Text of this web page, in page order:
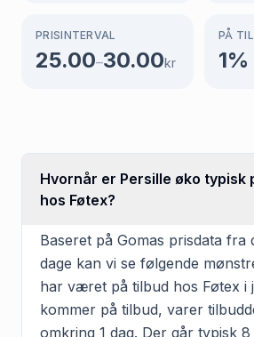
PRISINTERVAL
25.00–30.00kr
PÅ
1
Hvornår er Persille øko typisk
hos Føtex?
Baseret på Gomas prisdata fra
dage kan vi se følgende
har været på tilbud hos Føtex i
kommer på tilbud, varer
omkring 1 dag. Der går typisk 8